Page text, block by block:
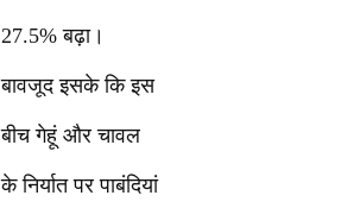
27.5% बढ़ा।
बावजूद इसके कि इस
बीच गेहूं और चावल
के निर्यात पर पाबंदियां